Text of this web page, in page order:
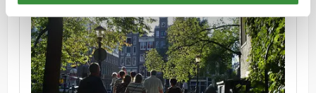
Walking
Dinner
Dinner